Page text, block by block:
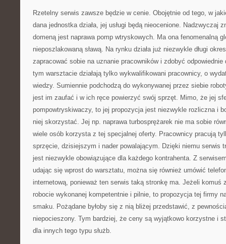
Rzetelny serwis zawsze będzie w cenie. Obojętnie od tego, w
dana jednostka działa, jej usługi będą nieocenione. Nadzwyczaj
domeną jest naprawa pomp wtryskowych. Ma ona fenomenalną
nieposzlakowaną sławą. Na rynku działa już niezwykle długi
zapracować sobie na uznanie pracowników i zdobyć
tym warsztacie działają tylko wykwalifikowani pracownicy, o
wiedzy. Sumiennie podchodzą do wykonywanej przez siebie
jest im zaufać i w ich ręce powierzyć swój sprzęt. Mimo, że jej
pompowtryskiwaczy, to jej propozycja jest niezwykle rozliczna i
niej skorzystać. Jej np. naprawa turbosprężarek nie ma sobie
wiele osób korzysta z tej specjalnej oferty. Pracownicy pracują
sprzęcie, dzisiejszym i nader powalającym. Dzięki niemu serwis
jest niezwykle obowiązujące dla każdego kontrahenta. Z
udając się wprost do warsztatu, można się również umówić
internetową, ponieważ ten serwis taką stronkę ma. Jeżeli komuś
robocie wykonanej kompetentnie i pilnie, to propozycja tej firmy
smaku. Pożądane byłoby się z nią bliżej przedstawić, z
niepocieszony. Tym bardziej, że ceny są wyjątkowo korzystne i
dla innych tego typu służb.